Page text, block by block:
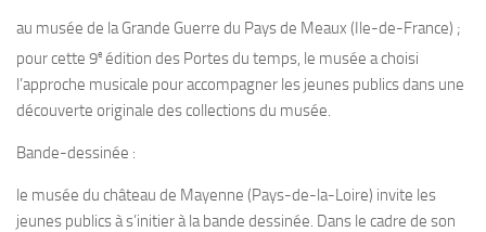
au musée de la Grande Guerre du Pays de Meaux (Ile-de-France) ;
pour cette 9e édition des Portes du temps, le musée a choisi
l’approche musicale pour accompagner les jeunes publics dans une
découverte originale des collections du musée.
Bande-dessinée :
le musée du château de Mayenne (Pays-de-la-Loire) invite les
jeunes publics à s’initier à la bande dessinée. Dans le cadre de son